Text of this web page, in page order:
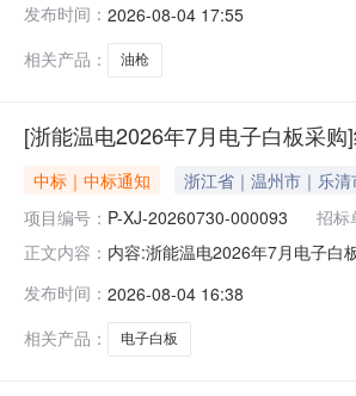
点采购需求单位行项目备注1油
发布时间： 2026-08-04 17:55
相关产品：
油枪
[浙能温电2026年7月电子白板采购
中标｜中标通知 浙江省｜温州市｜乐清
项目编号： P-XJ-20260730-000093 招标
正文内容： 内容:浙能温电2026年7月电子白
服务要求等详见下表。序号物料
发布时间： 2026-08-04 16:38
相关产品：
电子白板